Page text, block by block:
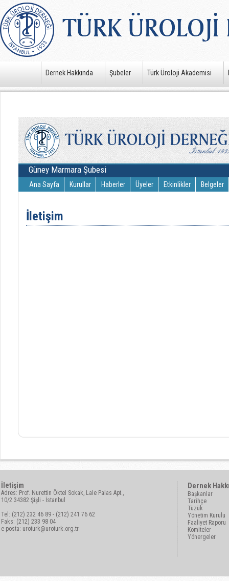
Dernek Hakkında Şubeler Türk Üroloji Akademisi
Güney Marmara Şubesi
Ana Sayfa Kurullar Haberler Üyeler Etkinlikler Belgeler
İletişim
İletişim
Adres: Prof. Nurettin Öktel Sokak, Lale Palas Apt.,
10/2 34382 Şişli - İstanbul
Tel: (212) 232 46 89 - (212) 241 76 62
Faks: (212) 233 98 04
e-posta: uroturk@uroturk.org.tr
Dernek
Başkanlar
Tarihçe
Tüzük
Yönetim Kurulu
Faaliyet Raporu
Komiteler
Yönergeler